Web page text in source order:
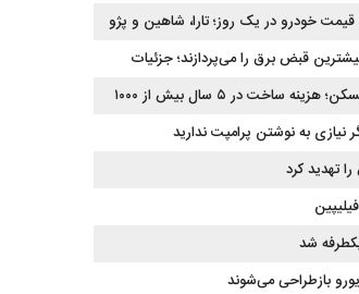
خودرو در یک روز؛ تارا، شاهین و پژو
قبض برق را می‌پردازند؛ جزئیات
شوک به بازار مسکن؛ هزینه ساخت در ۵ سال بیش از ۱۰۰۰
نیازی به نوشتن پرامپت ندارید
تهدید کرد
شد
بازطراحی می‌شوند